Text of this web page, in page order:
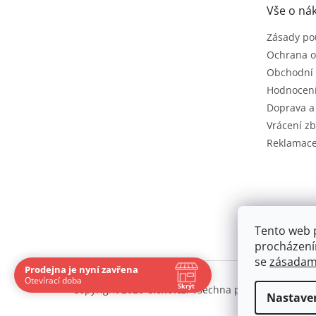
Tento web
se
Vše o
Zásady
Ochrana
Doprava
Vrácení
Reklamace
Copyright 2026Cíčko.cz. Všechna práva vyhrazena.
Prodejna je nyní zavřena
Otevírací doba
Skrýt